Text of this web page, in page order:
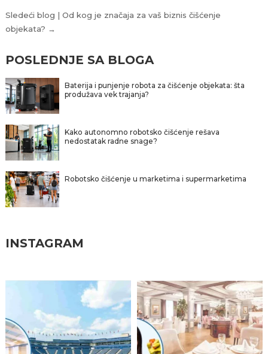
Sledeći blog | Od kog je značaja za vaš biznis čišćenje
objekata? →
POSLEDNJE SA BLOGA
Baterija i punjenje robota za čišćenje objekata: šta
produžava vek trajanja?
Kako autonomno robotsko čišćenje rešava
nedostatak radne snage?
Robotsko čišćenje u marketima i supermarketima
INSTAGRAM